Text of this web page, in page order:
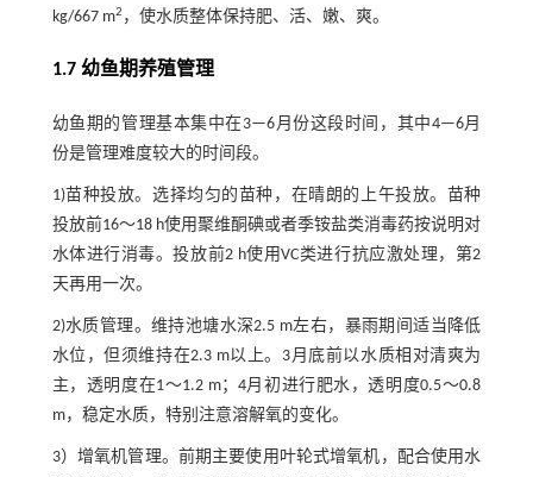
kg/667 m2 ，使水质整体保持肥、活、嫩、爽。
1.7 幼鱼期养殖管理
幼鱼期的管理基本集中在3—6月份这段时间，其中4—6月
份是管理难度较大的时间段。
1)苗种投放。选择均匀的苗种，在晴朗的上午投放。苗种
投放前16～18 h使用聚维酮碘或者季铵盐类消毒药按说明对
水体进行消毒。投放前2 h使用VC类进行抗应激处理，第2
天再用一次。
2)水质管理。维持池塘水深2.5 m左右，暴雨期间适当降低
水位，但须维持在2.3 m以上。3月底前以水质相对清爽为
主，透明度在1～1.2 m；4月初进行肥水，透明度0.5～0.8
m，稳定水质，特别注意溶解氧的变化。
3）增氧机管理。前期主要使用叶轮式增氧机，配合使用水